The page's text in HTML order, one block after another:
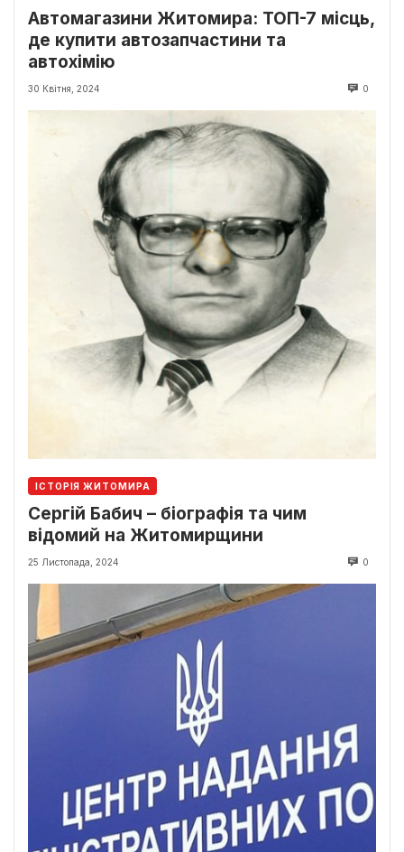
Автомагазини Житомира: ТОП-7 місць,
де купити автозапчастини та
автохімію
30 Квітня, 2024 0
ІСТОРІЯ ЖИТОМИРА
Сергій Бабич – біографія та чим
відомий на Житомирщини
25 Листопада, 2024 0